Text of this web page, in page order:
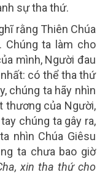
sự tha thứ.
rằng Thiên Chúa
Chúng ta làm cho
mình, Người đau
có thể tha thứ
chúng ta hãy nhìn
thương của Người,
chúng ta gây ra,
nhìn Chúa Giêsu
ta chưa bao giờ
xin tha thứ cho